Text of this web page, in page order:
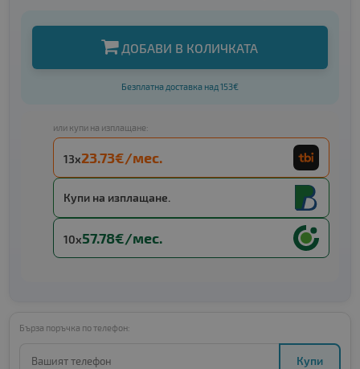
ДОБАВИ В КОЛИЧКАТА
Безплатна доставка над 153€
или купи на изплащане:
13x23.73€/мес.
Купи на изплащане.
10x57.78€/мес.
Бърза поръчка по телефон:
Купи